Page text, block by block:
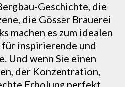
Geschichte, die
die Gösser Brauerei
machen es zum idealen
inspirierende und
Und wenn Sie einen
der Konzentration,
Erholung perfekt